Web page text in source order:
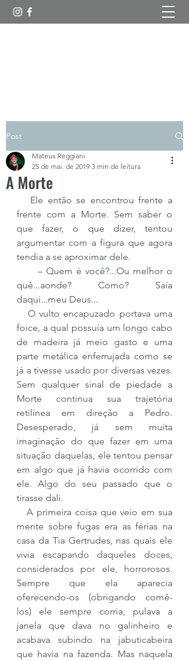
Post
A Morte
Mateus Reggiani
25 de mai. de 2019 3 min de leitura
frente com a Morte. Sem saber o
que fazer, o que dizer, tentou
argumentar com a figura que agora
tendia a se aproximar dele.
quê...aonde? Como? Saía
daqui...meu Deus...
foice, a qual possuía um longo cabo
de madeira já meio gasto e uma
parte metálica enferrujada como se
já a tivesse usado por diversas vezes.
Sem qualquer sinal de piedade a
Morte continua sua trajetória
retilínea em direção a Pedro.
Desesperado, já sem muita
imaginação do que fazer em uma
situação daquelas, ele tentou pensar
em algo que já havia ocorrido com
ele. Algo do seu passado que o
tirasse dali.
   A primeira coisa que veio em sua
mente sobre fugas era as férias na
casa da Tia Gertrudes, nas quais ele
vivia escapando daqueles doces,
considerados por ele, horrorosos.
Sempre que ela aparecia
oferecendo-os (obrigando comê-
los) ele sempre corria, pulava a
janela que dava no galinheiro e
acabava subindo na jabuticabeira
que havia na fazenda. Mas naquela